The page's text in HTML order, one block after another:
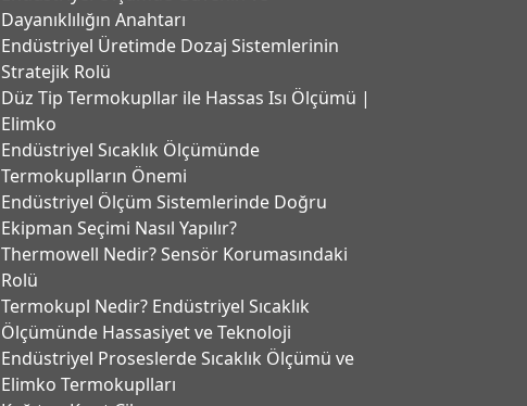
Dayanıklılığın Anahtarı
Endüstriyel Üretimde Dozaj Sistemlerinin
Stratejik Rolü
Düz Tip Termokupllar ile Hassas Isı Ölçümü |
Elimko
Endüstriyel Sıcaklık Ölçümünde
Termokuplların Önemi
Endüstriyel Ölçüm Sistemlerinde Doğru
Ekipman Seçimi Nasıl Yapılır?
Thermowell Nedir? Sensör Korumasındaki
Rolü
Termokupl Nedir? Endüstriyel Sıcaklık
Ölçümünde Hassasiyet ve Teknoloji
Endüstriyel Proseslerde Sıcaklık Ölçümü ve
Elimko Termokuplları